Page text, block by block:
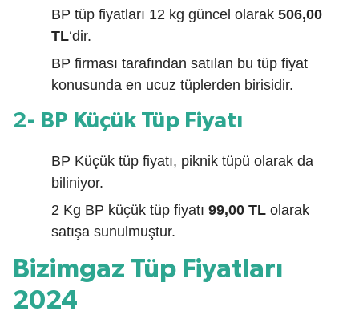
BP tüp fiyatları 12 kg güncel olarak 506,00
TL‘dir.
BP firması tarafından satılan bu tüp fiyat
konusunda en ucuz tüplerden birisidir.
2- BP Küçük Tüp Fiyatı
BP Küçük tüp fiyatı, piknik tüpü olarak da
biliniyor.
2 Kg BP küçük tüp fiyatı 99,00 TL olarak
satışa sunulmuştur.
Bizimgaz Tüp Fiyatları
2024